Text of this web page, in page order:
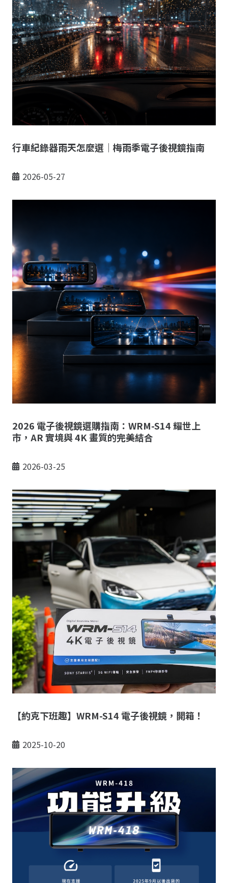
行車紀錄器雨天怎麼選｜梅雨季電子後視鏡指南
2026-05-27
2026 電子後視鏡選購指南：WRM-S14 耀世上
市，AR 實境與 4K 畫質的完美結合
2026-03-25
【約克下班趣】WRM-S14 電子後視鏡，開箱！
2025-10-20